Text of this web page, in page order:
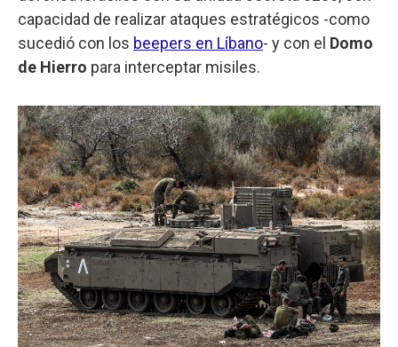
capacidad de realizar ataques estratégicos -como
sucedió con los beepers en Líbano- y con el Domo
de Hierro para interceptar misiles.